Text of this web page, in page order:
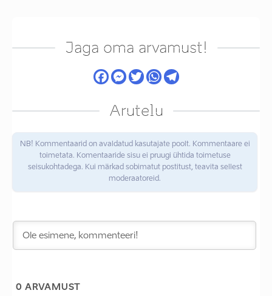
Jaga oma arvamust!
Arutelu
NB! Kommentaarid on avaldatud kasutajate poolt. Kommentaare ei
toimetata. Komentaaride sisu ei pruugi ühtida toimetuse
seisukohtadega. Kui märkad sobimatut postitust, teavita sellest
moderaatoreid.
0 ARVAMUST